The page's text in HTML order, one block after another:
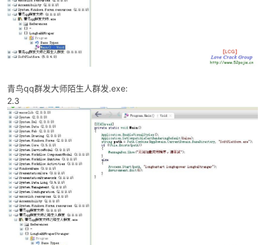
cn
青鸟qq群发大师陌生人群发.exe:
2.3